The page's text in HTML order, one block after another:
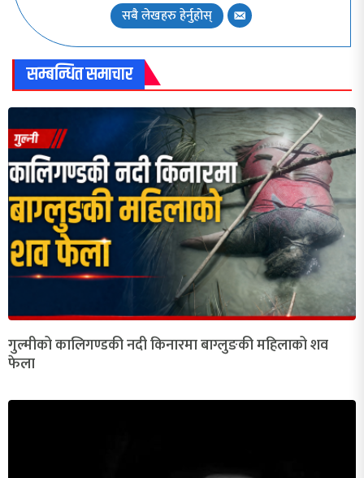
सबै लेखहरु हेर्नुहोस्
सम्बन्धित समाचार
गुल्मीको कालिगण्डकी नदी किनारमा बाग्लुङकी महिलाको शव
फेला